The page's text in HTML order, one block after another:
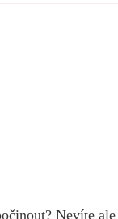
Nevíte